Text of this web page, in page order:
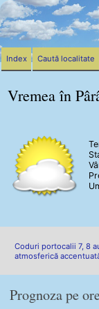
Vremea în
Coduri portocalii 7, 8
atmosferică
Prognoza pe
Index Caută localitate